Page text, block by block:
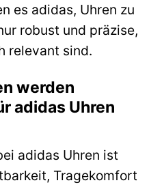
es adidas, Uhren zu
robust und präzise,
relevant sind.
werden
adidas Uhren
adidas Uhren ist
Tragekomfort